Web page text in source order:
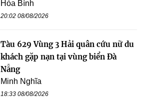
Hòa Bình
20:02 08/08/2026
Tàu 629 Vùng 3 Hải quân cứu nữ du
khách gặp nạn tại vùng biển Đà
Nẵng
Minh Nghĩa
18:33 08/08/2026